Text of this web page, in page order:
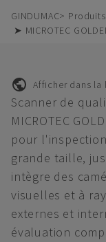
GINDUMAC Produits
➤ MICROTEC
Afficher dans la
Scanner de
MICROTEC
pour
grande taille,
intègre des
visuelles et à
externes et
évaluation